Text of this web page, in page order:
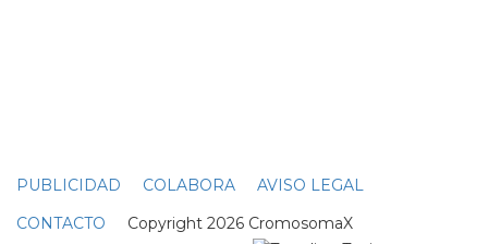
PUBLICIDAD COLABORA
AVISO LEGAL
CONTACTO Copyright 2026 CromosomaX